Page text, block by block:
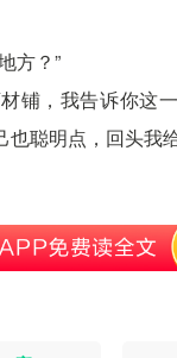
方？”
铺，我告诉你这
也聪明点，回头我